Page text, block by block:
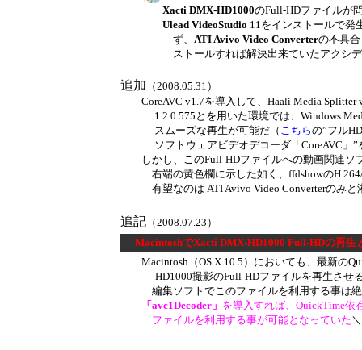
Xacti DMX-HD1000のFull-HDフ ァイ ルが
Ulead VideoStudio 11をインストールで発
ず、 ATI Avivo Video Converterの不具合
ストールすれば解決出来ていたアクシ
追加 （2008.05.31）
CoreAVC v1.7を導入して、 Haali Media Splitter
1.2.0.575 と を用 いた環境では、 Windows
スムーズな再生が可能だ（ こちらの”フル
ソフトウ ェア ビデオデコーダ「CoreAVC」”
しかし、 このFull-HDファイルへの動画関連ソ
右端の黄色欄に示した如く、 ffdshowの
有望なのは ATIAvivo Video Converterのみ
追記（2008.07.23）
MacintoshでXacti DMX-HD1000 Full-HDの再生
Macintosh（OS X 10.5）においても、最新の
-HD1000撮影のFull-HDファイルを再生させ
編集ソフトでこのファイルを利用する事は絶
「avc1Decoder」 を導入すれば、 QuickTime依
ファイルを利用する事が可能となっていた